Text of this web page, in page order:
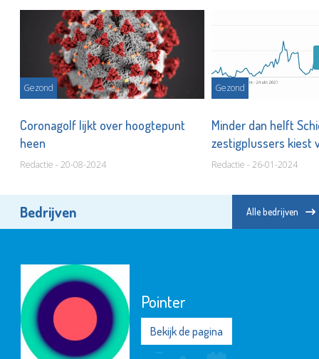
Gezond
Coronagolf lijkt over hoogtepunt
heen
Redactie - 20-08-2024
Gezond
Minder dan helft
zestigplussers kiest
Redactie - 26-01-2024
Bedrijven Alle bedrijven
Pointer
Bekijk de pagina